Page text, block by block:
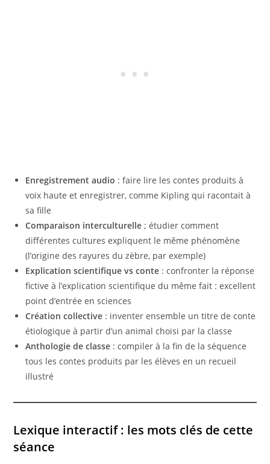
Enregistrement audio : faire lire les contes produits à
voix haute et enregistrer, comme Kipling qui racontait à
sa fille
Comparaison interculturelle ; étudier comment
différentes cultures expliquent le même phénomène
(l’origine des rayures du zèbre, par exemple)
Explication scientifique vs conte : confronter la réponse
fictive à l’explication scientifique du même fait : excellent
point d’entrée en sciences
Création collective : inventer ensemble un titre de conte
étiologique à partir d’un animal choisi par la classe
Anthologie de classe : compiler à la fin de la séquence
tous les contes produits par les élèves en un recueil
illustré
Lexique interactif : les mots clés de cette
séance